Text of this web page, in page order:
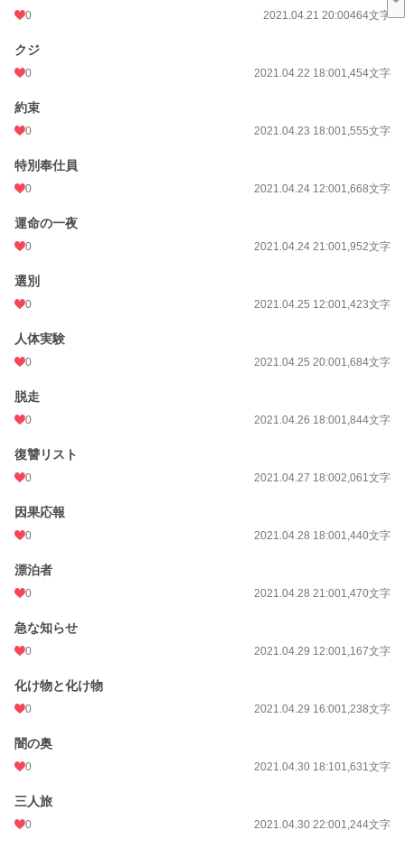
年間ポイント
累計ポイント
0 2021.04.21 20:00464文字
クジ
0 2021.04.22 18:001,454文字
約束
0 2021.04.23 18:001,555文字
特別奉仕員
0 2021.04.24 12:001,668文字
運命の一夜
0 2021.04.24 21:001,952文字
選別
0 2021.04.25 12:001,423文字
人体実験
0 2021.04.25 20:001,684文字
脱走
0 2021.04.26 18:001,844文字
復讐リスト
0 2021.04.27 18:002,061文字
因果応報
0 2021.04.28 18:001,440文字
漂泊者
0 2021.04.28 21:001,470文字
急な知らせ
0 2021.04.29 12:001,167文字
化け物と化け物
0 2021.04.29 16:001,238文字
闇の奥
0 2021.04.30 18:101,631文字
三人旅
0 2021.04.30 22:001,244文字